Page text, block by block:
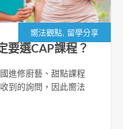
嚮法觀點, 留學分享
要選CAP課程？
進修廚藝、甜點課程
到的詢問，因此嚮法